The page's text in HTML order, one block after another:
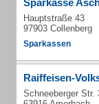
Sparkasse
Hauptstraße 43
97903 Collenberg
Sparkassen
Raiffeisen-
Schneeberger Str.